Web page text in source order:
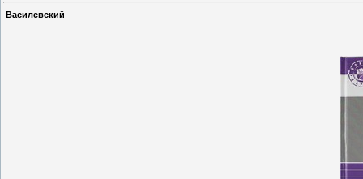
Василевский